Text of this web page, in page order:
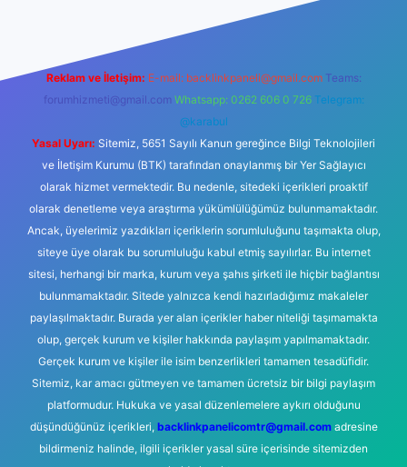
Reklam ve İletişim: E-mail: backlinkpaneli@gmail.com Teams:
forumhizmeti@gmail.com Whatsapp: 0262 606 0 726 Telegram:
@karabul
Yasal Uyarı: Sitemiz, 5651 Sayılı Kanun gereğince Bilgi Teknolojileri
ve İletişim Kurumu (BTK) tarafından onaylanmış bir Yer Sağlayıcı
olarak hizmet vermektedir. Bu nedenle, sitedeki içerikleri proaktif
olarak denetleme veya araştırma yükümlülüğümüz bulunmamaktadır.
Ancak, üyelerimiz yazdıkları içeriklerin sorumluluğunu taşımakta olup,
siteye üye olarak bu sorumluluğu kabul etmiş sayılırlar. Bu internet
sitesi, herhangi bir marka, kurum veya şahıs şirketi ile hiçbir bağlantısı
bulunmamaktadır. Sitede yalnızca kendi hazırladığımız makaleler
paylaşılmaktadır. Burada yer alan içerikler haber niteliği taşımamakta
olup, gerçek kurum ve kişiler hakkında paylaşım yapılmamaktadır.
Gerçek kurum ve kişiler ile isim benzerlikleri tamamen tesadüfidir.
Sitemiz, kar amacı gütmeyen ve tamamen ücretsiz bir bilgi paylaşım
platformudur. Hukuka ve yasal düzenlemelere aykırı olduğunu
düşündüğünüz içerikleri, backlinkpanelicomtr@gmail.comadresine
bildirmeniz halinde, ilgili içerikler yasal süre içerisinde sitemizden